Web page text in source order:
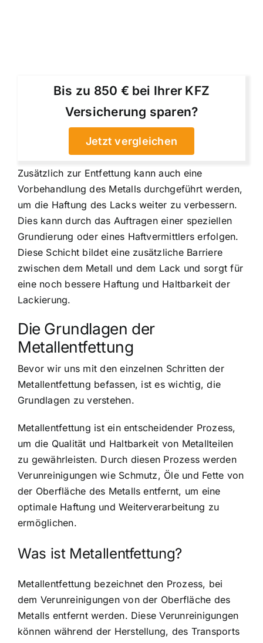
Bis zu 850 € bei Ihrer KFZ
Versicherung sparen?
Jetzt vergleichen
Zusätzlich zur Entfettung kann auch eine
Vorbehandlung des Metalls durchgeführt werden,
um die Haftung des Lacks weiter zu verbessern.
Dies kann durch das Auftragen einer speziellen
Grundierung oder eines Haftvermittlers erfolgen.
Diese Schicht bildet eine zusätzliche Barriere
zwischen dem Metall und dem Lack und sorgt für
eine noch bessere Haftung und Haltbarkeit der
Lackierung.
Die Grundlagen der
Metallentfettung
Bevor wir uns mit den einzelnen Schritten der
Metallentfettung befassen, ist es wichtig, die
Grundlagen zu verstehen.
Metallentfettung ist ein entscheidender Prozess,
um die Qualität und Haltbarkeit von Metallteilen
zu gewährleisten. Durch diesen Prozess werden
Verunreinigungen wie Schmutz, Öle und Fette von
der Oberfläche des Metalls entfernt, um eine
optimale Haftung und Weiterverarbeitung zu
ermöglichen.
Was ist Metallentfettung?
Metallentfettung bezeichnet den Prozess, bei
dem Verunreinigungen von der Oberfläche des
Metalls entfernt werden. Diese Verunreinigungen
können während der Herstellung, des Transports